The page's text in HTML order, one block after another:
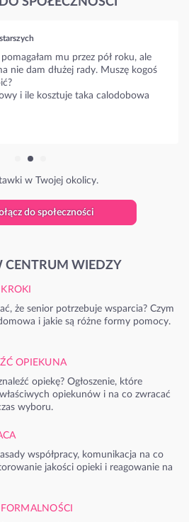
mu przez pół roku, ale
nie dam dłużej rady. Muszę kogoś
i ile kosztuje taka calodobowa
w Twojej okolicy.
do społeczności
CENTRUM WIEDZY
że senior potrzebuje wsparcia? Czym
i jakie są różne formy pomocy.
OPIEKUNA
opiekę? Ogłoszenie, które
opiekunów i na co zwracać
wyboru.
współpracy, komunikacja na co
jakości opieki i reagowanie na